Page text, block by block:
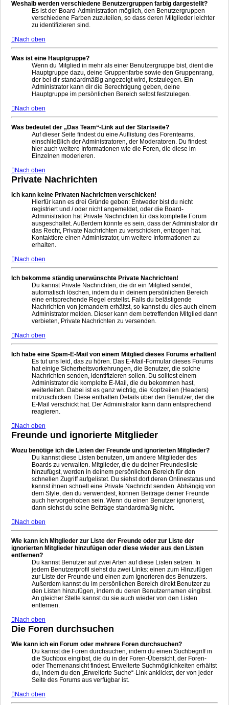
Weshalb werden verschiedene Benutzergruppen farbig dargestellt?
Es ist der Board-Administration möglich, den Benutzergruppen
verschiedene Farben zuzuteilen, so dass deren Mitglieder leichter
zu identifizieren sind.
Nach oben
Was ist eine Hauptgruppe?
Wenn du Mitglied in mehr als einer Benutzergruppe bist, dient die
Hauptgruppe dazu, deine Gruppenfarbe sowie den Gruppenrang,
der bei dir standardmäßig angezeigt wird, festzulegen. Ein
Administrator kann dir die Berechtigung geben, deine
Hauptgruppe im persönlichen Bereich selbst festzulegen.
Nach oben
Was bedeutet der „Das Team“-Link auf der Startseite?
Auf dieser Seite findest du eine Auflistung des Forenteams,
einschließlich der Administratoren, der Moderatoren. Du findest
hier auch weitere Informationen wie die Foren, die diese im
Einzelnen moderieren.
Nach oben
Private Nachrichten
Ich kann keine Privaten Nachrichten verschicken!
Hierfür kann es drei Gründe geben: Entweder bist du nicht
registriert und / oder nicht angemeldet, oder die Board-
Administration hat Private Nachrichten für das komplette Forum
ausgeschaltet. Außerdem könnte es sein, dass der Administrator dir
das Recht, Private Nachrichten zu verschicken, entzogen hat.
Kontaktiere einen Administrator, um weitere Informationen zu
erhalten.
Nach oben
Ich bekomme ständig unerwünschte Private Nachrichten!
Du kannst Private Nachrichten, die dir ein Mitglied sendet,
automatisch löschen, indem du in deinem persönlichen Bereich
eine entsprechende Regel erstellst. Falls du belästigende
Nachrichten von jemandem erhältst, so kannst du dies auch einem
Administrator melden. Dieser kann dem betreffenden Mitglied dann
verbieten, Private Nachrichten zu versenden.
Nach oben
Ich habe eine Spam-E-Mail von einem Mitglied dieses Forums erhalten!
Es tut uns leid, das zu hören. Das E-Mail-Formular dieses Forums
hat einige Sicherheitsvorkehrungen, die Benutzer, die solche
Nachrichten senden, identifizieren sollen. Du solltest einem
Administrator die komplette E-Mail, die du bekommen hast,
weiterleiten. Dabei ist es ganz wichtig, die Kopfzeilen (Headers)
mitzuschicken. Diese enthalten Details über den Benutzer, der die
E-Mail verschickt hat. Der Administrator kann dann entsprechend
reagieren.
Nach oben
Freunde und ignorierte Mitglieder
Wozu benötige ich die Listen der Freunde und ignorierten Mitglieder?
Du kannst diese Listen benutzen, um andere Mitglieder des
Boards zu verwalten. Mitglieder, die du deiner Freundesliste
hinzufügst, werden in deinem persönlichen Bereich für den
schnellen Zugriff aufgelistet. Du siehst dort deren Onlinestatus und
kannst ihnen schnell eine Private Nachricht senden. Abhängig von
dem Style, den du verwendest, können Beiträge deiner Freunde
auch hervorgehoben sein. Wenn du einen Benutzer ignorierst,
dann siehst du seine Beiträge standardmäßig nicht.
Nach oben
Wie kann ich Mitglieder zur Liste der Freunde oder zur Liste der
ignorierten Mitglieder hinzufügen oder diese wieder aus den Listen
entfernen?
Du kannst Benutzer auf zwei Arten auf diese Listen setzen: In
jedem Benutzerprofil siehst du zwei Links: einen zum Hinzufügen
zur Liste der Freunde und einen zum Ignorieren des Benutzers.
Außerdem kannst du im persönlichen Bereich direkt Benutzer zu
den Listen hinzufügen, indem du deren Benutzernamen eingibst.
An gleicher Stelle kannst du sie auch wieder von den Listen
entfernen.
Nach oben
Die Foren durchsuchen
Wie kann ich ein Forum oder mehrere Foren durchsuchen?
Du kannst die Foren durchsuchen, indem du einen Suchbegriff in
die Suchbox eingibst, die du in der Foren-Übersicht, der Foren-
oder Themenansicht findest. Erweiterte Suchmöglichkeiten erhältst
du, indem du den „Erweiterte Suche“-Link anklickst, der von jeder
Seite des Forums aus verfügbar ist.
Nach oben